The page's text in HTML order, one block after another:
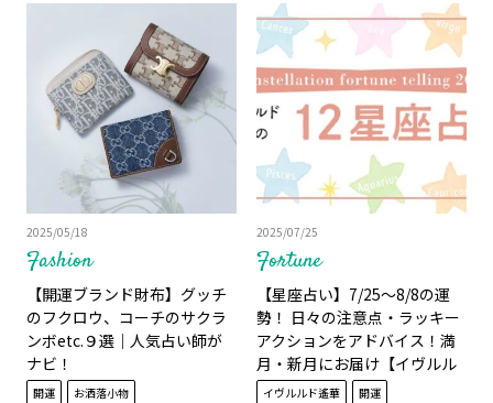
Fashion
2025/05/18
【開運ブランド財布】グッチ
のフクロウ、コーチのサクラ
ンボetc.９選｜人気占い師が
ナビ！
開運 お洒落小物
Fortune
2025/07/25
【星座占い】7/25～8/8の運
勢！ 日々の注意点・ラッキー
アクションをアドバイス！満
月・新月にお届け【イヴルル
ド遙華】
イヴルルド遙華
開運